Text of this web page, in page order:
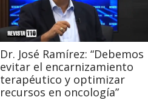
Dr. José Ramírez: “Debemos
evitar el encarnizamiento
terapéutico y optimizar
recursos en oncología”